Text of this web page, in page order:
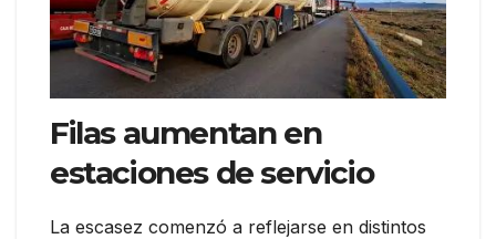
Filas aumentan en
estaciones de servicio
La escasez comenzó a reflejarse en distintos